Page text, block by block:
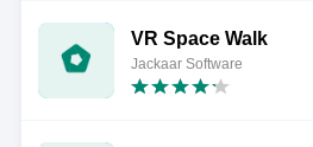
VR Space Walk
Jackaar Software